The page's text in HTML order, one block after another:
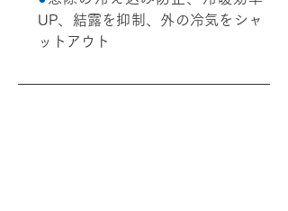
UP、結露を抑制、外の冷気をシャ
ットアウト